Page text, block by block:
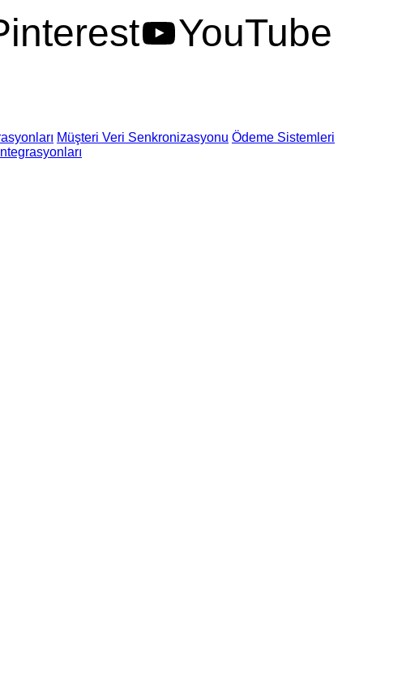
YouTube
Müşteri Veri Senkronizasyonu Ödeme Sistemleri